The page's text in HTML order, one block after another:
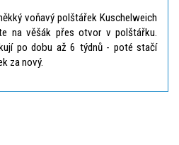
voňavý polštářek Kuschelweich
na věšák přes otvor v polštářku.
po dobu až 6 týdnů - poté stačí
za nový.